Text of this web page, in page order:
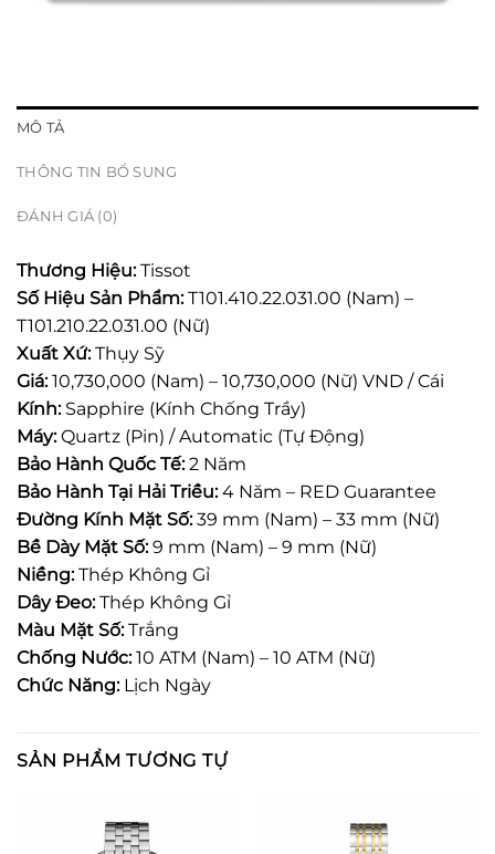
MÔ TẢ
THÔNG TIN BỔ SUNG
ĐÁNH GIÁ (0)
Thương Hiệu:Tissot
Số Hiệu Sản Phẩm:T101.410.22.031.00 (Nam) –
T101.210.22.031.00 (Nữ)
Xuất Xứ:Thụy Sỹ
Giá:10,730,000 (Nam) – 10,730,000 (Nữ) VND / Cái
Kính:Sapphire (Kính Chống Trầy)
Máy:Quartz (Pin) / Automatic (Tự Động)
Bảo Hành Quốc Tế:2 Năm
Bảo Hành Tại Hải Triều:4 Năm – RED Guarantee
Đường Kính Mặt Số:39 mm (Nam) – 33 mm (Nữ)
Bề Dày Mặt Số:9 mm (Nam) – 9 mm (Nữ)
Niềng:Thép Không Gỉ
Dây Đeo:Thép Không Gỉ
Màu Mặt Số:Trắng
Chống Nước:10 ATM (Nam) – 10 ATM (Nữ)
Chức Năng: Lịch Ngày
SẢN PHẨM TƯƠNG TỰ